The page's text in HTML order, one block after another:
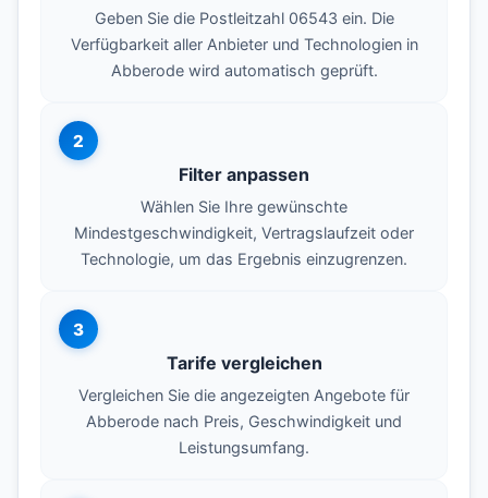
Geben Sie die Postleitzahl 06543 ein. Die
Verfügbarkeit aller Anbieter und Technologien in
Abberode wird automatisch geprüft.
2
Filter anpassen
Wählen Sie Ihre gewünschte
Mindestgeschwindigkeit, Vertragslaufzeit oder
Technologie, um das Ergebnis einzugrenzen.
3
Tarife vergleichen
Vergleichen Sie die angezeigten Angebote für
Abberode nach Preis, Geschwindigkeit und
Leistungsumfang.